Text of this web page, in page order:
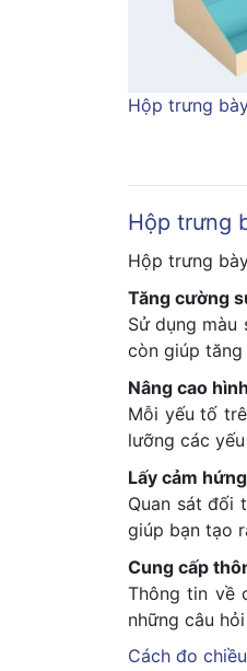
Hộp trưng
Hộp trưng
Hộp trưng
Tăng cường
Sử dụng
còn giúp tăng
Nâng cao
Mỗi yếu tố
lưỡng các
Lấy cảm
Quan sát đối
giúp bạn tạo
Cung cấp
Thông tin về
những câu
Cách đo